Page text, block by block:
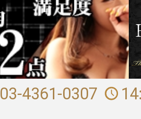
03-4361-0307